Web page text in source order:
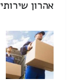
אהרון